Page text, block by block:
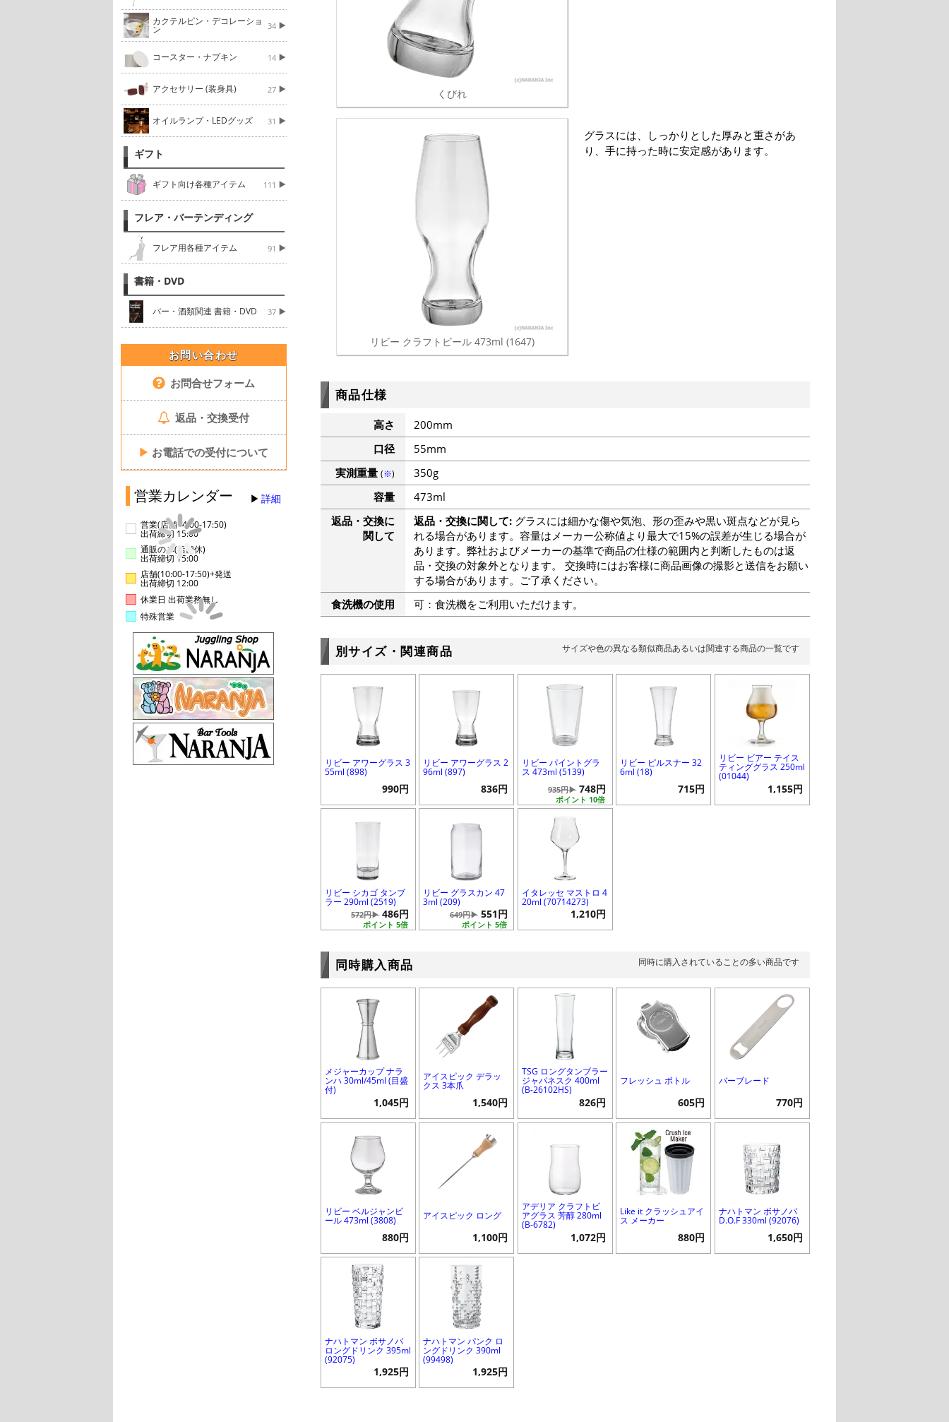
カクテルピン・デコレーショ
ン 34
コースター・ナプキン 14
アクセサリー (装身具) 27
オイルランプ・LEDグッズ 31
ギフト
ギフト向け各種アイテム 111
フレア・バーテンディング
フレア用各種アイテム 91
書籍・DVD
バー・酒類関連 書籍・DVD 37
お問い合わせ
お問合せフォーム
返品・交換受付
▶ お電話での受付について
営業カレンダー 詳細
営業(店舗14:00-17:50)
出荷締切 15:00
通販のみ(店舗休)
出荷締切 15:00
店舗(10:00-17:50)+発送
出荷締切 12:00
休業日 出荷業務無し
特殊営業
くびれ
リビー クラフトビール 473ml (1647)
グラスには、しっかりとした厚みと重さがあ
り、手に持った時に安定感があります。
商品仕様
高さ
200mm
口径
55mm
実測重量 (※)
350g
容量
473ml
返品・交換に
関して
返品・交換に関して:グラスには細かな傷や気泡、形の歪みや黒い斑点などが見ら
れる場合があります。容量はメーカー公称値より最大で15%の誤差が生じる場合が
あります。弊社およびメーカーの基準で商品の仕様の範囲内と判断したものは返
品・交換の対象外となります。 交換時にはお客様に商品画像の撮影と送信をお願い
する場合があります。ご了承ください。
食洗機の使用
可：食洗機をご利用いただけます。
別サイズ・関連商品 サイズや色の異なる類似商品あるいは関連する商品の一覧です
リビー アワーグラス 3
55ml (898)
990円
リビー アワーグラス 2
96ml (897)
836円
リビー パイントグラ
ス 473ml (5139)
ポイント 10倍
935円▶ 748円
リビー ピルスナー 32
6ml (18)
715円
リビー ビアー テイス
ティンググラス 250ml
(01044)
1,155円
リビー シカゴ タンブ
ラー 290ml (2519)
ポイント 5倍
572円▶ 486円
リビー グラスカン 47
3ml (209)
ポイント 5倍
649円▶ 551円
イタレッセ マストロ 4
20ml (70714273)
1,210円
同時購入商品 同時に購入されていることの多い商品です
メジャーカップ ナラ
ンハ 30ml/45ml (目盛
付)
1,045円
アイスピック デラッ
クス 3本爪
1,540円
TSG ロングタンブラー
ジャパネスク 400ml
(B-26102HS)
826円
フレッシュ ボトル
605円
バーブレード
770円
リビー ベルジャンビ
ール 473ml (3808)
880円
アイスピック ロング
1,100円
アデリア クラフトビ
アグラス 芳醇 280ml
(B-6782)
1,072円
Like it クラッシュアイ
ス メーカー
880円
ナハトマン ボサノバ
D.O.F 330ml (92076)
1,650円
ナハトマン ボサノバ
ロングドリンク 395ml
(92075)
1,925円
ナハトマン パンク ロ
ングドリンク 390ml
(99498)
1,925円